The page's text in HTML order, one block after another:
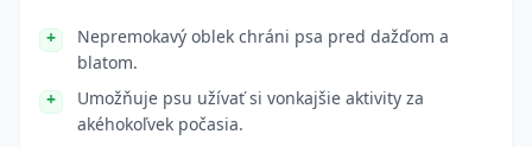
Nepremokavý oblek chráni psa pred dažďom a
blatom.
Umožňuje psu užívať si vonkajšie aktivity za
akéhokoľvek počasia.